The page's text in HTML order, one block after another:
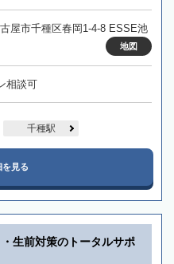
屋市千種区春岡1-4-8 ESSE池
地図
相談可
千種駅
を見る
生前対策のトータルサポ